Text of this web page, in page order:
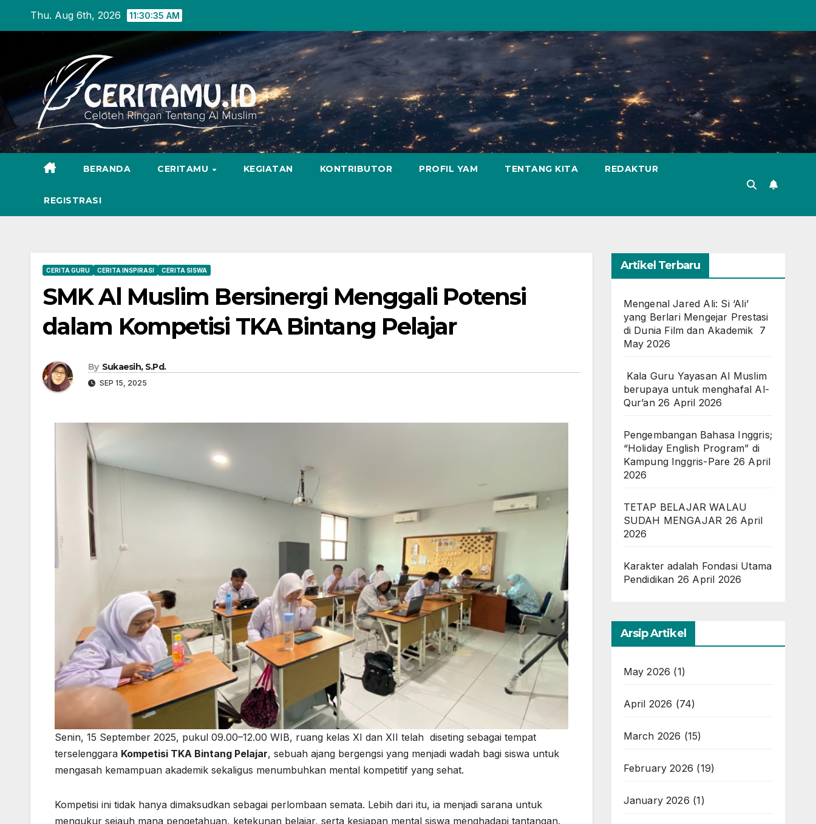
Thu. Aug 6th, 2026 11:30:37 AM
BERANDA CERITAMU KEGIATAN KONTRIBUTOR PROFIL YAM TENTANG KITA REDAKTUR
REGISTRASI
CERITA GURU CERITA INSPIRASI CERITA SISWA
SMK Al Muslim Bersinergi Menggali Potensi
dalam Kompetisi TKA Bintang Pelajar
By Sukaesih, S.Pd.
SEP 15, 2025
Senin, 15 September 2025, pukul 09.00–12.00 WIB, ruang kelas XI dan XII telah diseting sebagai tempat
terselenggara Kompetisi TKA Bintang Pelajar, sebuah ajang bergengsi yang menjadi wadah bagi siswa untuk
mengasah kemampuan akademik sekaligus menumbuhkan mental kompetitif yang sehat.
Kompetisi ini tidak hanya dimaksudkan sebagai perlombaan semata. Lebih dari itu, ia menjadi sarana untuk
mengukur sejauh mana pengetahuan, ketekunan belajar, serta kesiapan mental siswa menghadapi tantangan.
Artikel Terbaru
Mengenal Jared Ali: Si ‘Ali’
yang Berlari Mengejar Prestasi
di Dunia Film dan Akademik 7
May 2026
Kala Guru Yayasan Al Muslim
berupaya untuk menghafal Al-
Qur’an 26 April 2026
Pengembangan Bahasa Inggris;
“Holiday English Program” di
Kampung Inggris-Pare 26 April
2026
TETAP BELAJAR WALAU
SUDAH MENGAJAR 26 April
2026
Karakter adalah Fondasi Utama
Pendidikan 26 April 2026
Arsip Artikel
May 2026 (1)
April 2026 (74)
March 2026 (15)
February 2026 (19)
January 2026 (1)